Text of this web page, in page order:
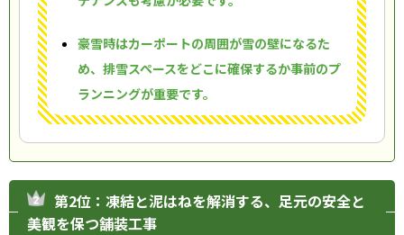
豪雪時はカーポートの周囲が雪の壁になるた
め、排雪スペースをどこに確保するか事前のプ
ランニングが重要です。
第2位：凍結と泥はねを解消する、足元の安全と
美観を保つ舗装工事